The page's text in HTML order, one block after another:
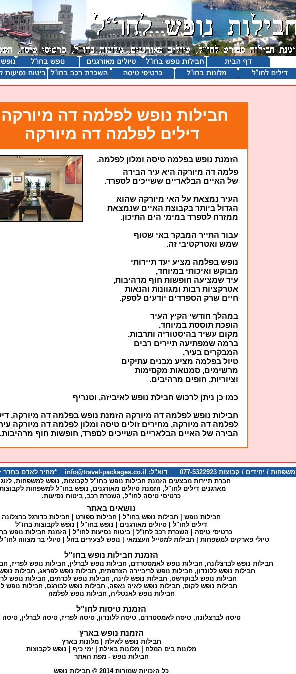
חבילות נופש לפלמה דה
דילים לפלמה דה מיורקה
הזמנת נופש בפלמה טיסה ומלון לפלמה.
פלמה דה מיורקה היא עיר הבירה
של האיים הבלאריים ששייכים לספרד.
העיר נמצאת על האי מיורקה שהוא
הגדול ביותר בקבוצת האיים שנמצאת
ממזרח לספרד במימי הים התיכון.
עבור התייר המבקר באי שטוף
שמש ואטרקטיבי זה.
נופש בפלמה מציע יעד תיירותי
מבוקש ואיכותי במיוחד,
עיר שמציעה חופשות חוף מרהיבות,
אטרקציות רבות ומגוונות והנאות
חיים שרק הספרדים יודעים לספק.
במהלך חודשי הקיץ העיר
הופכת תוססת במיוחד.
מקום עשיר בהיסטוריה ותרבות,
ברמה שמפתיעה תיירים רבים
המבקרים בעיר.
טיול בפלמה מציע מבנים עתיקים
מרשימים, סמטאות מקסימות
וציוריות, חופים מרהיבים.
כמו כן ניתן לרכוש חבילת נופש לאיביזה, וטנריף
חבילות נופש לפלמה דה מיורקה הזמנת נופש בפלמה דה מיורקה,
לפלמה דה מיורקה, מחירים זולים טיסה ומלון לפלמה דה מיורקה
הבירה של האיים הבלאריים השייכים לספרד, חופשות חוף מרהיבות.
משפחות / יחידים / קבוצות 077-5322923 דוא"ל: info@travel-packages.co.il *מחיר לאדם בחדר
חברת תיירות מבצעים הזמנת חבילות נופש בחו"ל לקבוצות, נופש למשפחות,
מארגנים דילים לחו"ל, הזמנת טיולים מאורגנים, נופש בחו"ל למשפחות
כרטיסי טיסה לחו"ל, השכרת רכב, ביטוח נסיעות.
נושאים באתר
חבילות נופש חבילות נופש בחו"ל חבילות ספורט
חבילות כדורגל ברצלונה
דילים לחו"ל
טיולים מאורגנים נופש בחו"ל
נופש לקבוצות בחו"ל
כרטיסי טיסה
השכרת רכב לחו"ל ביטוח נסיעות לחו"ל
הזמנת חבילות נופש
טיולי פארקים למשפחות
חבילות למטייל העצמאי נופש לצעירים בזול |טיולי בר מצווה
הזמנת חבילות נופש בחו"ל
חבילות נופש לברצלונה, חבילות נופש לאמסטרדם, חבילות נופש לברלין, חבילות נופש לפריז,
חבילות נופש ללונדון, חבילות נופש לריביירה הצרפתית, חבילות נופש לפראג, חבילות
חבילות נופש לבוקרשט, חבילות נופש לוינה, חבילות נופש לכרתים, חבילות נופש
חבילות נופש לקוס, חבילות נופש לאיה נאפה, חבילות נופש לבורגס, חבילות נופש
חבילות נופש לאנטליה, חבילות נופש לפלמה
הזמנת טיסות לחו"ל
טיסה לברצלונה,טיסה לאמסטרדם,טיסה ללונדון,טיסה לפריז,טיסה לברלין,טיסה
הזמנת נופש בארץ
חבילות נופש לאילת |מלונות בארץ
מלונות בים המלח
מלונות באילת ימי כיף
נופש לקבוצות
חבילות נופש - מפת האתר
כל הזכויות שמורות 2014 ©
חבילות נופש